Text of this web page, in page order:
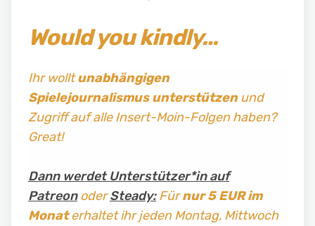
Would you kindly…
Ihr wolltunabhängigen
Spielejournalismus unterstützenund
Zugriff auf alle Insert-Moin-Folgen haben?
Great!
Dann werdet Unterstützer*in auf
PatreonoderSteady:Fürnur 5 EUR im
Monaterhaltet ihr jeden Montag, Mittwoch